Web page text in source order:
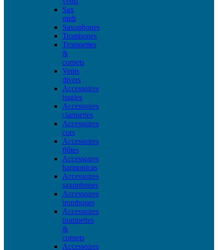
Sax
midi
Saxophones
Trombones
Trompettes
&
cornets
Vents
divers
Accessoires
bugles
Accessoires
clarinettes
Accessoires
cors
Accessoires
flûtes
Accessoires
harmonicas
Accessoires
saxophones
Accessoires
trombones
Accessoires
trompettes
&
cornets
Accessoires